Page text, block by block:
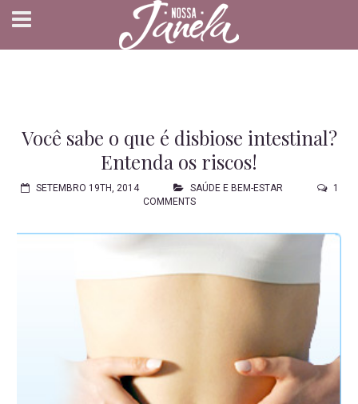
Você sabe o que é disbiose intestinal?
Entenda os riscos!
SETEMBRO 19TH, 2014 SAÚDE E BEM-ESTAR
1
COMMENTS